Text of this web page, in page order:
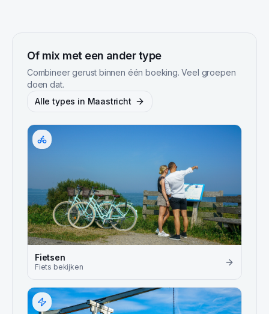
Of mix met een ander type
Combineer gerust binnen één boeking. Veel groepen
doen dat.
Alle types in Maastricht
Fietsen
Fiets bekijken